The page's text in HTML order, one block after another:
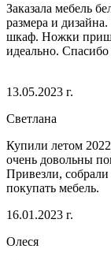
Заказала мебель
размера и
шкаф. Ножки
идеально. Спасибо
13.05.2023 г.
Светлана
Купили летом
очень довольны
Привезли,
покупать мебель.
16.01.2023 г.
Олеся